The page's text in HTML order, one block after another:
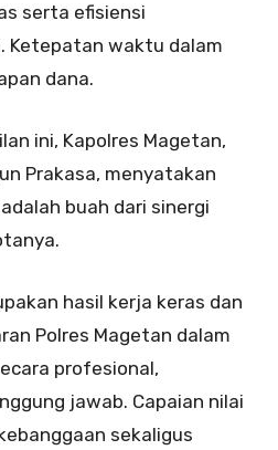
serta efisiensi
Ketepatan waktu dalam
dana.
ini, Kapolres Magetan,
Prakasa, menyatakan
buah dari sinergi
hasil kerja keras dan
Polres Magetan dalam
profesional,
jawab. Capaian nilai
sekaligus